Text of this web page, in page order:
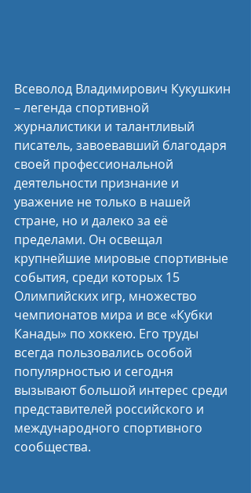
Всеволод Владимирович Кукушкин
– легенда спортивной
журналистики и талантливый
писатель, завоевавший благодаря
своей профессиональной
деятельности признание и
уважение не только в нашей
стране, но и далеко за её
пределами. Он освещал
крупнейшие мировые спортивные
события, среди которых 15
Олимпийских игр, множество
чемпионатов мира и все «Кубки
Канады» по хоккею. Его труды
всегда пользовались особой
популярностью и сегодня
вызывают большой интерес среди
представителей российского и
международного спортивного
сообщества.